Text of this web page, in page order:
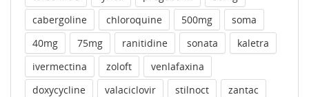
cabergoline
chloroquine 500mg
soma
40mg
75mg ranitidine sonata
kaletra
ivermectina
zoloft
venlafaxina
doxycycline
valaciclovir stilnoct
zantac